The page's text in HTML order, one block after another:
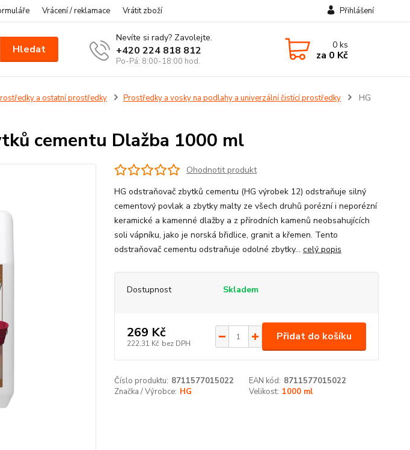
Vrácení / reklamace Vrátit zboží Přihlášení
Hledat
Nevíte si rady? Zavolejte.
+420 224 818 812
Po-Pá: 8:00-18:00 hod.
0ks
za 0 Kč
a ostatní prostředky Prostředky a vosky na podlahy a univerzální čistící prostředky
HG
cementu Dlažba 1000 ml
Ohodnotit produkt
HG odstraňovač zbytků cementu (HG výrobek 12) odstraňuje silný
cementový povlak a zbytky malty ze všech druhů porézní i neporézní
keramické a kamenné dlažby a z přírodních kamenů neobsahujících
soli vápníku, jako je norská břidlice, granit a křemen. Tento
odstraňovač cementu odstraňuje odolné zbytky... celý popis
Dostupnost Skladem
269 Kč
222,31 Kč bez DPH
Přidat do košíku
Číslo produktu: 8711577015022 EAN kód: 8711577015022
Značka / Výrobce: HG Velikost: 1000 ml